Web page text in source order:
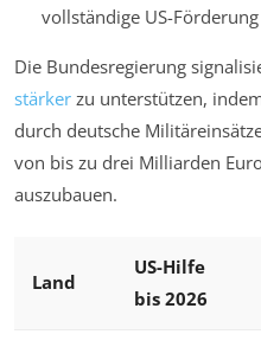
vollständige US-
Die Bundesregierung
stärker zu unterstützen,
durch deutsche
von bis zu drei Milliarden
auszubauen.
Land
US-Hilfe
bis 2026